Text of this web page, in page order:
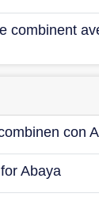
combinent
con
Abaya